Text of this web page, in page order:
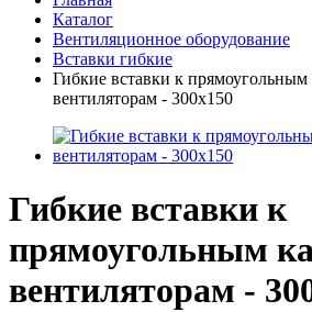
Каталог
Вентиляционное оборудование
Вставки гибкие
Гибкие вставки к
вентиляторам - 300х150
Гибкие вставки к
прямоугольным
вентиляторам -